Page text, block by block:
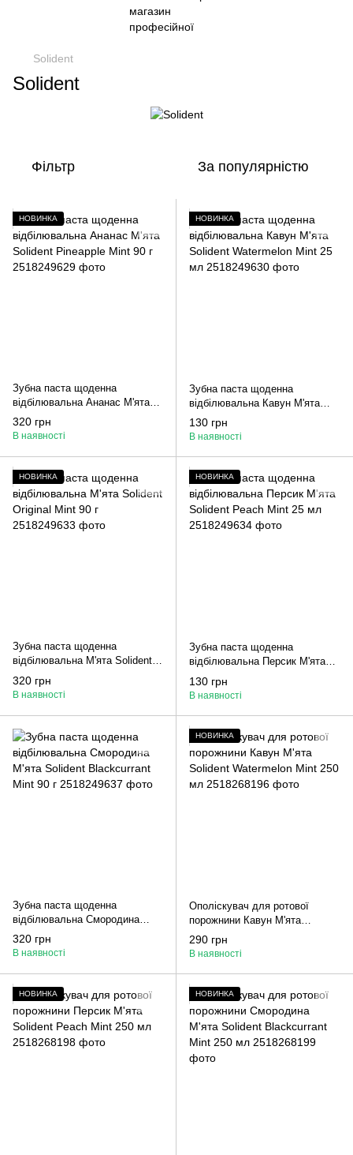
Solident
Solident
Фільтр За популярністю
НОВИНКА
Зубна паста щоденна
відбілювальна Ананас М'ята
Solident Pineapple Mint 90 г
320 грн
В наявності
НОВИНКА
Зубна паста щоденна
відбілювальна Кавун М'ята
Solident Watermelon Mint 25 мл
130 грн
В наявності
НОВИНКА
Зубна паста щоденна
відбілювальна М'ята Solident
Original Mint 90 г
320 грн
В наявності
НОВИНКА
Зубна паста щоденна
відбілювальна Персик М'ята
Solident Peach Mint 25 мл
130 грн
В наявності
Зубна паста щоденна
відбілювальна Смородина
М'ята Solident Blackcurrant Mint
90 г
320 грн
В наявності
НОВИНКА
Ополіскувач для ротової
порожнини Кавун М'ята
Solident Watermelon Mint 250
мл
290 грн
В наявності
НОВИНКА НОВИНКА